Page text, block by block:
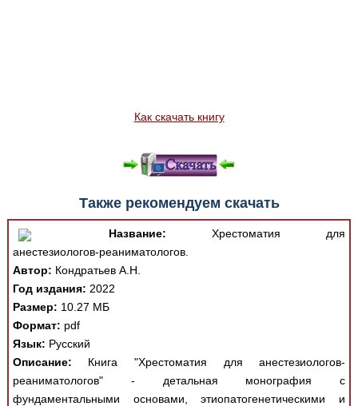
Как скачать книгу
Также рекомендуем скачать
Название: Хрестоматия для
анестезиологов-реаниматологов.
Автор: Кондратьев А.Н.
Год издания: 2022
Размер: 10.27 МБ
Формат: pdf
Язык: Русский
Описание: Книга "Хрестоматия для анестезиологов-
реаниматологов" - детальная монография с
фундаментальными основами, этиопатогенетическими и